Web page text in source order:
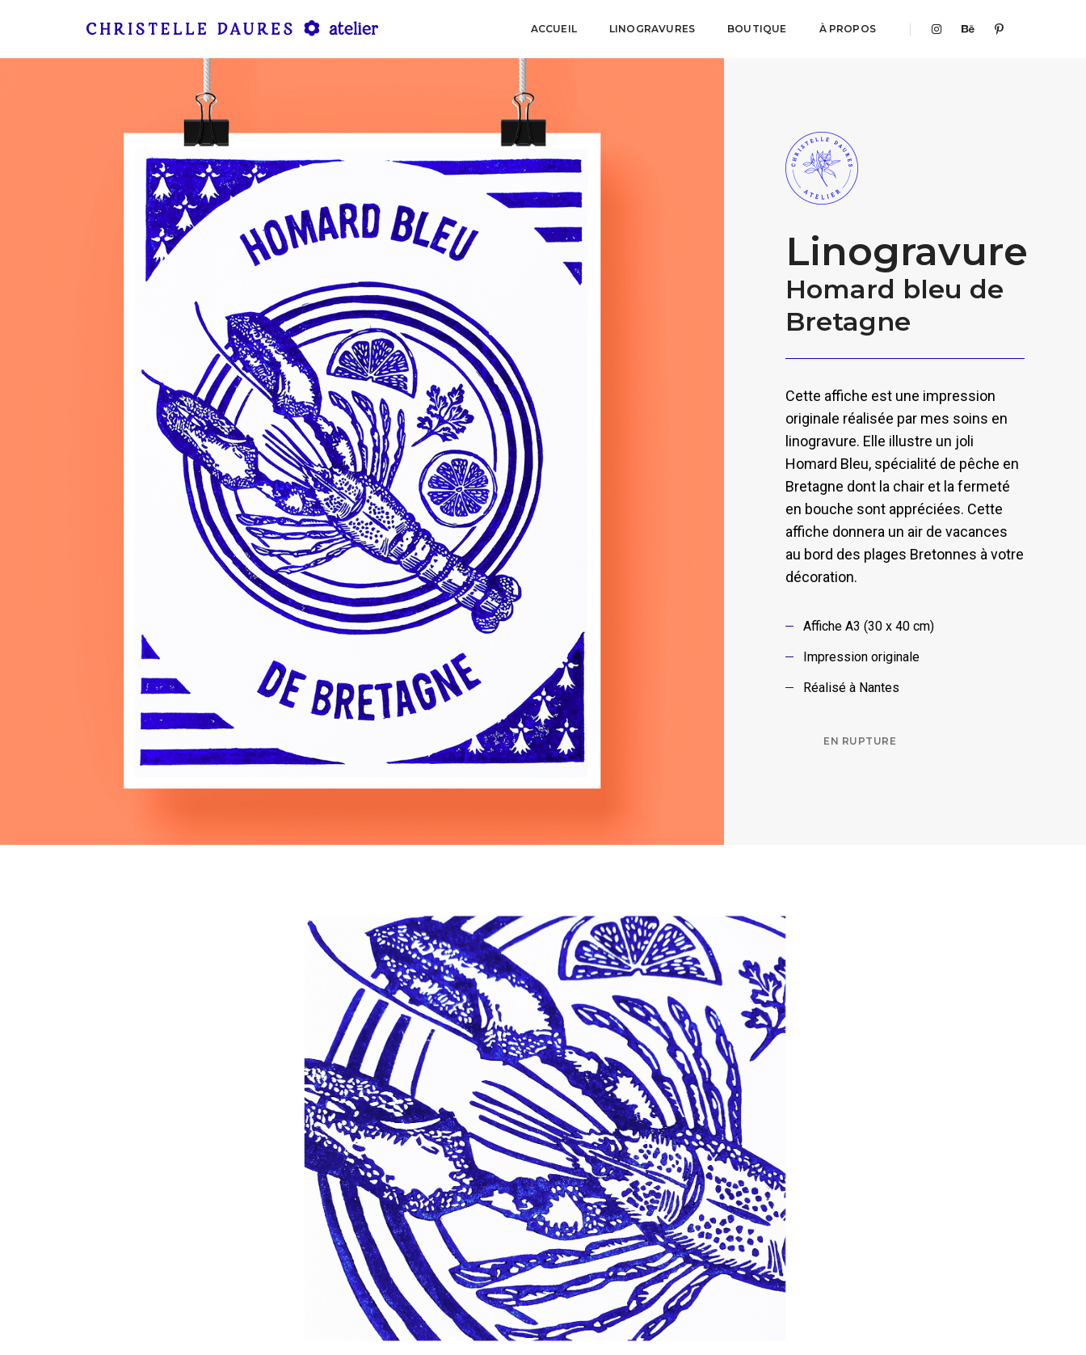
ACCUEIL LINOGRAVURES BOUTIQUE À PROPOS
Linogravure
Homard bleu de
Bretagne
Cette affiche est une impression
originale réalisée par mes soins en
linogravure. Elle illustre un joli
Homard Bleu, spécialité de pêche en
Bretagne dont la chair et la fermeté
en bouche sont appréciées. Cette
affiche donnera un air de vacances
au bord des plages Bretonnes à votre
décoration.
Affiche A3 (30 x 40 cm)
Impression originale
Réalisé à Nantes
EN RUPTURE